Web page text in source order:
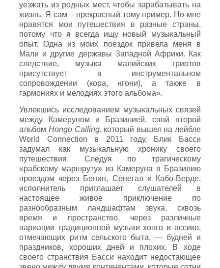
уезжать из родных мест, чтобы зарабатывать на
жизнь. Я сам – прекрасный тому пример. Но мне
нравятся мои путешествия в разные страны,
потому что я всегда ищу новый музыкальный
опыт. Одна из моих поездок привела меня в
Мали и другие державы Западной Африки. Как
следствие, музыка малийских гриотов
присутствует в инструментальном
сопровождении (кора, нгони), а также в
гармониях и мелодиях этого альбома».
Увлекшись исследованием музыкальных связей
между Камеруном и Бразилией, свой второй
альбом Hongo Calling, который вышел на лейбле
World Connection в 2011 году, Блик Басси
задумал как музыкальную хронику своего
путешествия. Следуя по трагическому
«рабскому маршруту» из Камеруна в Бразилию
проездом через Бенин, Сенегал и Кабо-Верде,
исполнитель приглашает слушателей в
настоящее живое приключение по
разнообразным ландшафтам звука, сквозь
время и пространство, через различные
вариации традиционной музыки хонго и ассико,
отмечающих ритм сельского быта, — будней и
праздников, хороших дней и плохих. В ходе
своего странствия Басси находит недостающее